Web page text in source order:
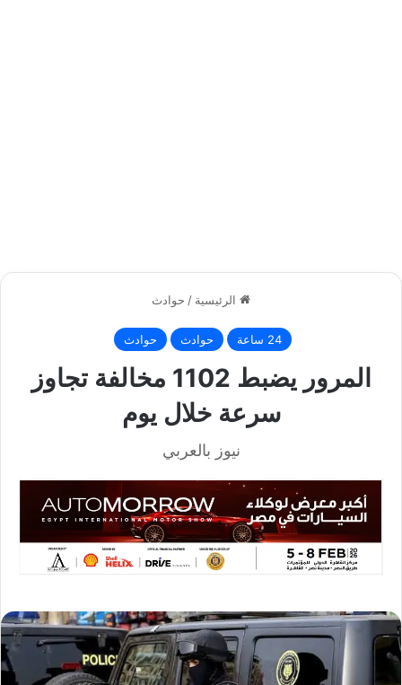
الرئيسية / حوادث
24 ساعة حوادث حوادث
المرور يضبط 1102 مخالفة تجاوز
سرعة خلال يوم
نيوز بالعربي